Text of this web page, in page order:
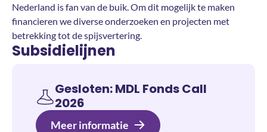
Nederland is fan van de buik. Om dit mogelijk te maken
financieren we diverse onderzoeken en projecten met
betrekking tot de spijsvertering.
Subsidielijnen
Gesloten: MDL Fonds Call
2026
Meer informatie